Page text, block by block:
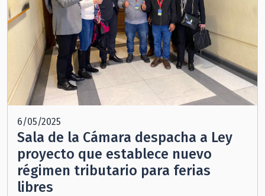
6/05/2025
Sala de la Cámara despacha a Ley
proyecto que establece nuevo
régimen tributario para ferias
libres